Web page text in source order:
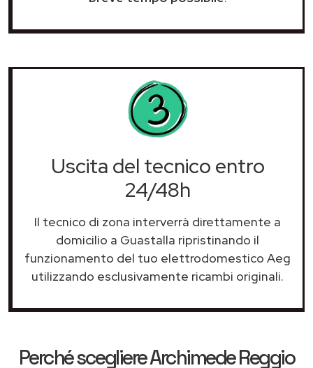
Uscita del tecnico entro
24/48h
Il tecnico di zona interverrà direttamente a
domicilio a Guastalla ripristinando il
funzionamento del tuo elettrodomestico Aeg
utilizzando esclusivamente ricambi originali.
Perché scegliereArchimede Reggio